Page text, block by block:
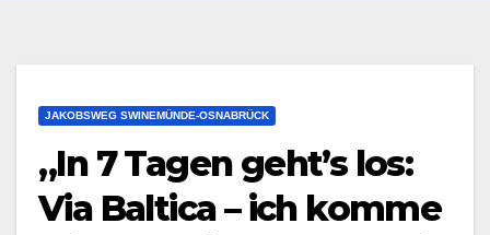
JAKOBSWEG SWINEMÜNDE-OSNABRÜCK
„In 7 Tagen geht’s los:
Via Baltica – ich komme